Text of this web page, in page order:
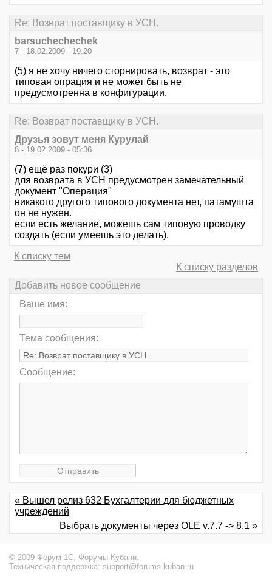
Re: Возврат поставщику в УСН.
barsuchechechek
7 - 18.02.2009 - 19:20
(5) я не хочу ничего сторнировать, возврат - это
типовая опрация и не может быть не
предусмотренна в конфигурации.
Re: Возврат поставщику в УСН.
Друзья зовут меня Курулай
8 - 19.02.2009 - 05:36
(7) ещё раз покури (3)
для возврата в УСН предусмотрен замечательный
документ "Операция"
никакого другого типового документа нет, патамушта
он не нужен.
если есть желание, можешь сам типовую проводку
создать (если умеешь это делать).
К списку тем
К списку разделов
Добавить новое сообщение
Ваше имя:
Тема сообщения:
Сообщение:
« Вышел релиз 632 Бухгалтерии для бюджетных
учреждений
Выбрать документы через OLE v.7.7 -> 8.1 »
© 2009 Форум 1С, Форумы Кубани.
Техническая поддержка: support@forums-kuban.ru